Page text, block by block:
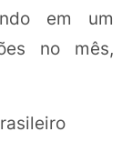
em um
no mês,